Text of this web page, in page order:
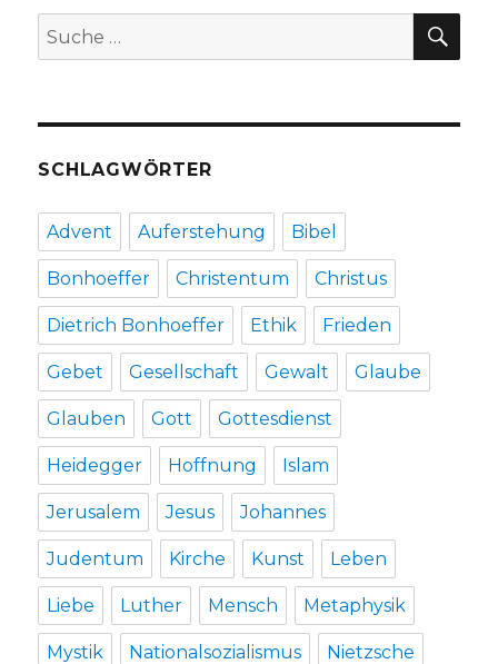
Fleischer,
Welver
2015
Suche
nach:
SCHLAGWÖRTER
Advent Auferstehung Bibel
Bonhoeffer Christentum Christus
Dietrich Bonhoeffer Ethik Frieden
Gebet Gesellschaft Gewalt Glaube
Glauben Gott Gottesdienst
Heidegger Hoffnung Islam
Jerusalem Jesus Johannes
Judentum Kirche Kunst Leben
Liebe Luther Mensch Metaphysik
Mystik Nationalsozialismus Nietzsche